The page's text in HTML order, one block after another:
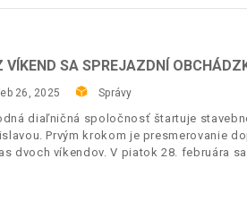
VÍKEND SA SPREJAZDNÍ
26, 2025 Správy
diaľničná spoločnosť štartuje
Prvým krokom je presmerovanie
dvoch víkendov. V piatok 28. februára